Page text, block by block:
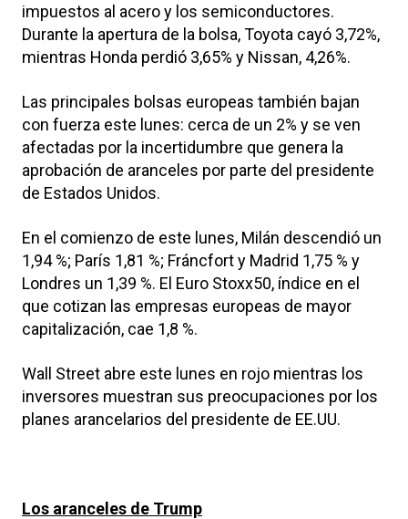
impuestos al acero y los semiconductores.
Durante la apertura de la bolsa, Toyota cayó 3,72%,
mientras Honda perdió 3,65% y Nissan, 4,26%.
Las principales bolsas europeas también bajan
con fuerza este lunes: cerca de un 2% y se ven
afectadas por la incertidumbre que genera la
aprobación de aranceles por parte del presidente
de Estados Unidos.
En el comienzo de este lunes, Milán descendió un
1,94 %; París 1,81 %; Fráncfort y Madrid 1,75 % y
Londres un 1,39 %. El Euro Stoxx50, índice en el
que cotizan las empresas europeas de mayor
capitalización, cae 1,8 %.
Wall Street abre este lunes en rojo mientras los
inversores muestran sus preocupaciones por los
planes arancelarios del presidente de EE.UU.
Los aranceles de Trump